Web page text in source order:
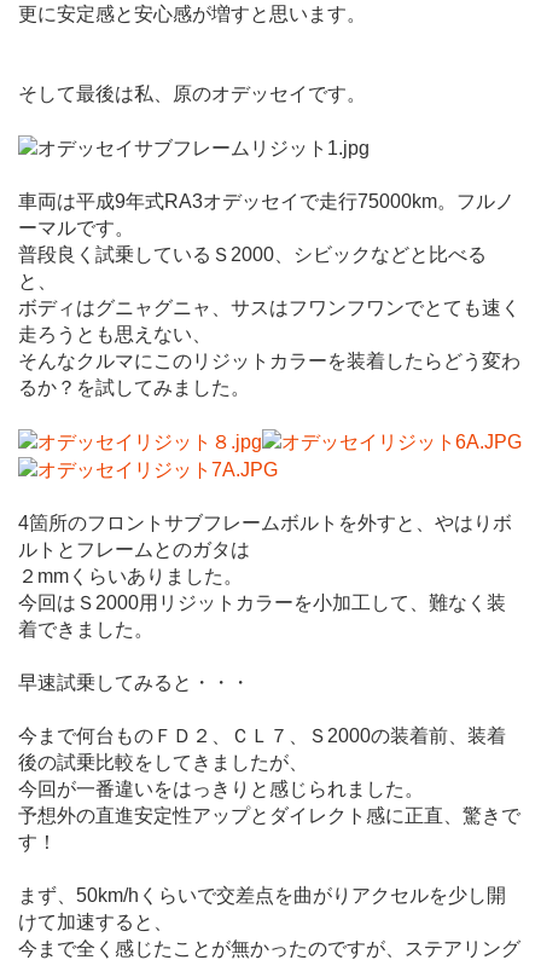
更に安定感と安心感が増すと思います。
そして最後は私、原のオデッセイです。
車両は平成9年式RA3オデッセイで走行75000km。フルノ
ーマルです。
普段良く試乗しているＳ2000、シビックなどと比べる
と、
ボディはグニャグニャ、サスはフワンフワンでとても速く
走ろうとも思えない、
そんなクルマにこのリジットカラーを装着したらどう変わ
るか？を試してみました。
4箇所のフロントサブフレームボルトを外すと、やはりボ
ルトとフレームとのガタは
２mmくらいありました。
今回はＳ2000用リジットカラーを小加工して、難なく装
着できました。
早速試乗してみると・・・
今まで何台ものＦＤ２、ＣＬ７、Ｓ2000の装着前、装着
後の試乗比較をしてきましたが、
今回が一番違いをはっきりと感じられました。
予想外の直進安定性アップとダイレクト感に正直、驚きで
す！
まず、50km/hくらいで交差点を曲がりアクセルを少し開
けて加速すると、
今まで全く感じたことが無かったのですが、ステアリング